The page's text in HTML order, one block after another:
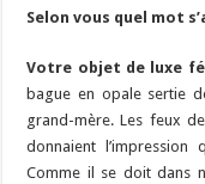
Selon vous quel mot
Votre objet de luxe
bague en opale sertie
grand-mère. Les feux
donnaient
Comme il se doit dans